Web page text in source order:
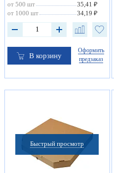
от 500 шт
35,41 ₽
от 1000 шт
34,19 ₽
В корзину
Оформить
предзаказ
Быстрый просмотр